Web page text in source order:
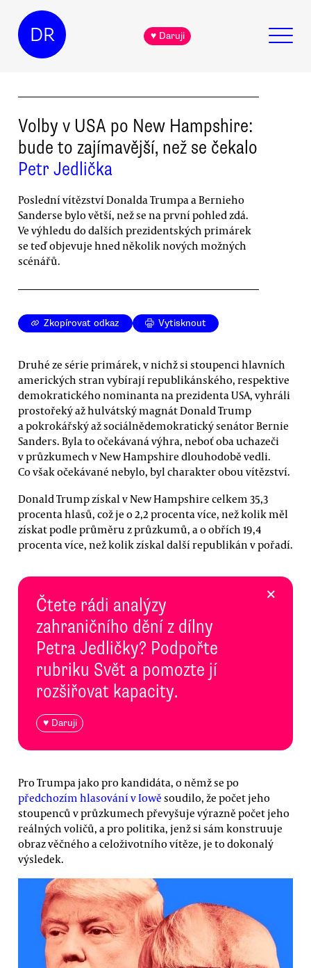
DR ♥ Daruji
Volby v USA po New Hampshire:
bude to zajímavější, než se čekalo
Petr Jedlička
Poslední vítězství Donalda Trumpa a Bernieho
Sanderse bylo větší, než se na první pohled zdá.
Ve výhledu do dalších prezidentských primárek
se teď objevuje hned několik nových možných
scénářů.
Zkopírovat odkaz Vytisknout
Druhé ze série primárek, v nichž si stoupenci hlavních
amerických stran vybírají republikánského, respektive
demokratického nominanta na prezidenta USA, vyhráli
prostořeký až hulvátský magnát Donald Trump
a pokrokářský až sociálnědemokratický senátor Bernie
Sanders. Byla to očekávaná výhra, neboť oba uchazeči
v průzkumech v New Hampshire dlouhodobě vedli.
Co však očekávané nebylo, byl charakter obou vítězství.
Donald Trump získal v New Hampshire celkem 35,3
procenta hlasů, což je o 2,2 procenta více, než kolik měl
získat podle průměru z průzkumů, a o obřích 19,4
procenta více, než kolik získal další republikán v pořadí.
Čtete rádi analýzy
zahraničního dění z dílny
Petra Jedličky? Podpořte
rubriku Svět a pomozte jí
rozšiřovat kapacity.
♥ Daruji
×
Pro Trumpa jako pro kandidáta, o němž se po
předchozím hlasování v Iowě soudilo, že počet jeho
stoupenců v průzkumech převyšuje výrazně počet jeho
reálných voličů, a pro politika, jenž si sám konstruuje
obraz věčného a celoživotního vítěze, je to dokonalý
výsledek.